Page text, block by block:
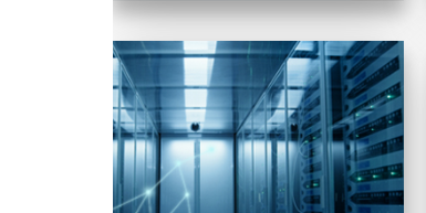
Collectivités, TPE, PME, ou de
taille plus conséquente, le(s)
serveur(s) reste(nt) dans tous
les cas le...